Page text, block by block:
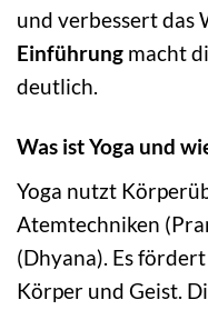
und verbessert das
Einführung macht
deutlich.
Was ist Yoga und
Yoga nutzt
Atemtechniken
(Dhyana). Es
Körper und Geist.